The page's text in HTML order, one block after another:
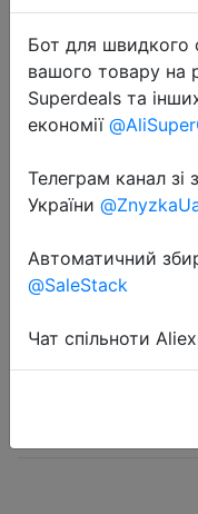
2024-01-10
Winter Warm
Tutdoor
Neck
Muffler
Бот для швидкого
вашого товару на
Superdeals та
економії
Телеграм канал
України
Автоматичний
@SaleStack
Чат спільноти